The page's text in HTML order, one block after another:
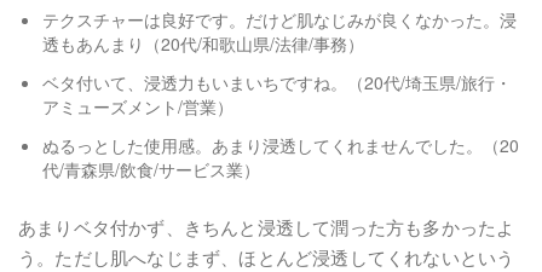
テクスチャーは良好です。だけど肌なじみが良くなかった。浸
透もあんまり（20代/和歌山県/法律/事務）
ベタ付いて、浸透力もいまいちですね。（20代/埼玉県/旅行・
アミューズメント/営業）
ぬるっとした使用感。あまり浸透してくれませんでした。（20
代/青森県/飲食/サービス業）
あまりベタ付かず、きちんと浸透して潤った方も多かったよ
う。ただし肌へなじまず、ほとんど浸透してくれないという